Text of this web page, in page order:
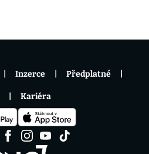
Inzerce Předplatné
Kariéra